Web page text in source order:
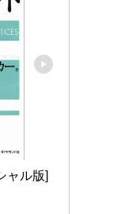
ャル版]